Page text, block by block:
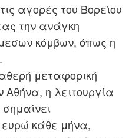
αγορές του Βορείου
την ανάγκη
κόμβων, όπως η
μεταφορική
Αθήνα, η λειτουργία
ευρώ κάθε μήνα,